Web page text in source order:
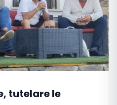
tutelare le